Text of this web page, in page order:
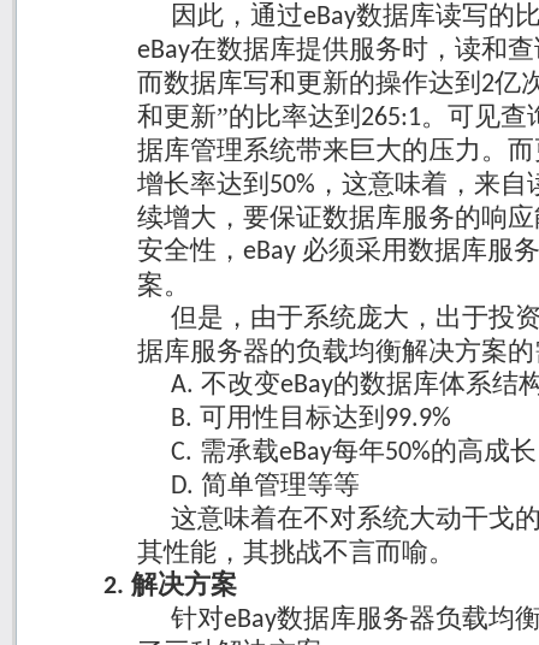
因此，通过eBay数据库读写的
eBay在数据库提供服务时，读和
而数据库写和更新的操作达到 2亿
和更新”的比率达到 265:1。可见查
据库管理系统带来巨大的压力。
增长率达到 50% ，这意味着，来
续增大，要保证数据库服务的响
安全性， eBay 必须采用数据库服
案。
但是，由于系统庞大，出于投
据库服务器的负载均衡解决方案
A. 不改变eBay的数据库体系结
B. 可用性目标达到 99.9%
C. 需承载eBay每年50%的高成长
D. 简单管理等等
这意味着在不对系统大动干戈
其性能，其挑战不言而喻。
2. 解决方案
针对eBay数据库服务器负载均